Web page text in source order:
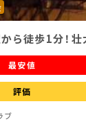
ら徒歩1分！
最安値
評価
ブ